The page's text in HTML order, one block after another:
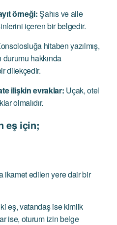
örneği:Şahıs ve aile
içeren bir belgedir.
hitaben yazılmış,
durumu hakkında
dilekçedir.
ilişkin evraklar: Uçak, otel
olmalıdır.
eş için;
ikamet edilen yere dair bir
eş, vatandaş ise kimlik
ise, oturum izin belge